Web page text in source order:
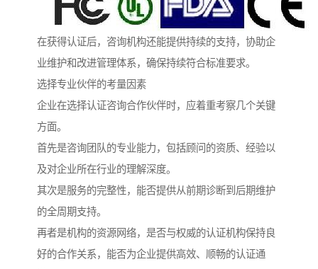
在获得认证后，咨询机构还能提供持续的支持，协助企
业维护和改进管理体系，确保持续符合标准要求。
选择专业伙伴的考量因素
企业在选择认证咨询合作伙伴时，应着重考察几个关键
方面。
首先是咨询团队的专业能力，包括顾问的资质、经验以
及对企业所在行业的理解深度。
其次是服务的完整性，能否提供从前期诊断到后期维护
的全周期支持。
再者是机构的资源网络，是否与权威的认证机构保持良
好的合作关系，能否为企业提供高效、顺畅的认证通